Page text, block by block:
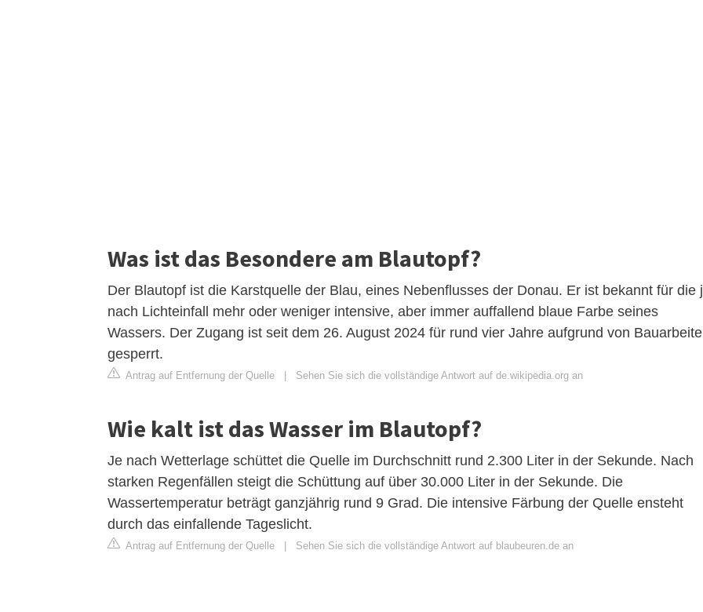
Was ist das Besondere am Blautopf?
Der Blautopf ist die Karstquelle der Blau, eines Nebenflusses der Donau. Er ist bekannt für die
nach Lichteinfall mehr oder weniger intensive, aber immer auffallend blaue Farbe seines
Wassers. Der Zugang ist seit dem 26. August 2024 für rund vier Jahre aufgrund von
gesperrt.
Antrag auf Entfernung der Quelle Sehen Sie sich die vollständige Antwort auf de.wikipedia.org an
Wie kalt ist das Wasser im Blautopf?
Je nach Wetterlage schüttet die Quelle im Durchschnitt rund 2.300 Liter in der Sekunde. Nach
starken Regenfällen steigt die Schüttung auf über 30.000 Liter in der Sekunde. Die
Wassertemperatur beträgt ganzjährig rund 9 Grad. Die intensive Färbung der Quelle ensteht
durch das einfallende Tageslicht.
Antrag auf Entfernung der Quelle Sehen Sie sich die vollständige Antwort auf blaubeuren.de an